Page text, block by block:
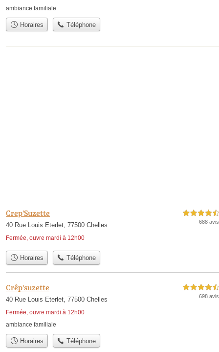
ambiance familiale
Horaires Téléphone
Crep'Suzette
40 Rue Louis Eterlet, 77500 Chelles
Fermée, ouvre mardi à 12h00
4,5 étoiles sur 5
688 avis
Horaires Téléphone
Crêp'suzette
40 Rue Louis Eterlet, 77500 Chelles
Fermée, ouvre mardi à 12h00
4,5 étoiles sur 5
698 avis
ambiance familiale
Horaires Téléphone